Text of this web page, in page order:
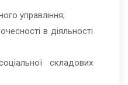
управління;
в діяльності
складових